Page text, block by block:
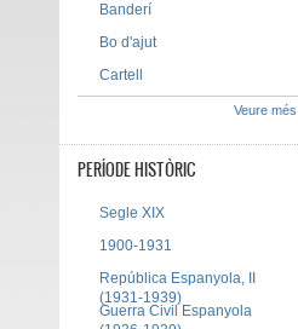
Banderí
Bo d'ajut
Cartell
Veure més
PERÍODE HISTÒRIC
Segle XIX
1900-1931
República Espanyola, II
(1931-1939)
Guerra Civil Espanyola